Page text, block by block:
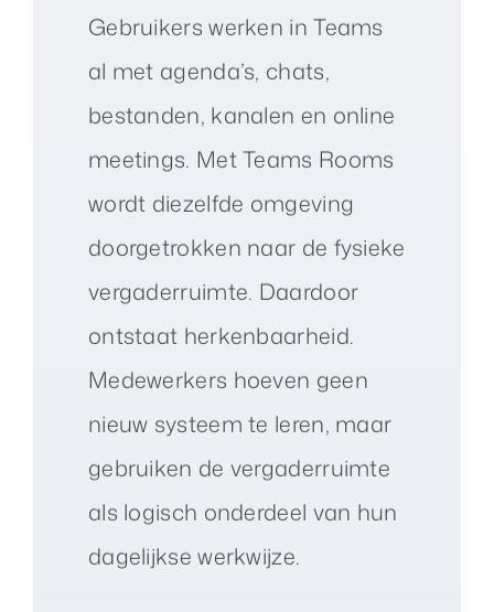
Gebruikers werken in Teams
al met agenda’s, chats,
bestanden, kanalen en online
meetings. Met Teams Rooms
wordt diezelfde omgeving
doorgetrokken naar de fysieke
vergaderruimte. Daardoor
ontstaat herkenbaarheid.
Medewerkers hoeven geen
nieuw systeem te leren, maar
gebruiken de vergaderruimte
als logisch onderdeel van hun
dagelijkse werkwijze.